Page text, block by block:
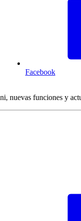
Facebook
nuevas funciones y